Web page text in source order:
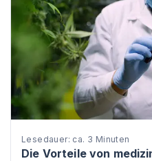
Lesedauer: ca. 3 Minuten
Die Vorteile von